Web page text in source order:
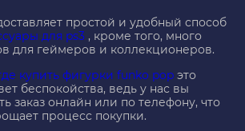
простой и удобный способ
для ps3 , кроме того, много
для геймеров и коллекционеров.
купить фигурки funko pop это
беспокойства, ведь у нас вы
заказ онлайн или по телефону, что
процесс покупки.